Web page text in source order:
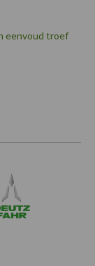
eenvoud troef